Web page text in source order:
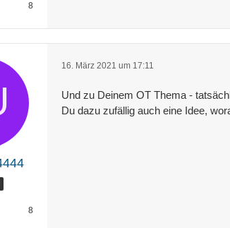
8
8
16. März 2021 um 17:11
Und zu Deinem OT Thema -
Du dazu zufällig auch eine Idee,